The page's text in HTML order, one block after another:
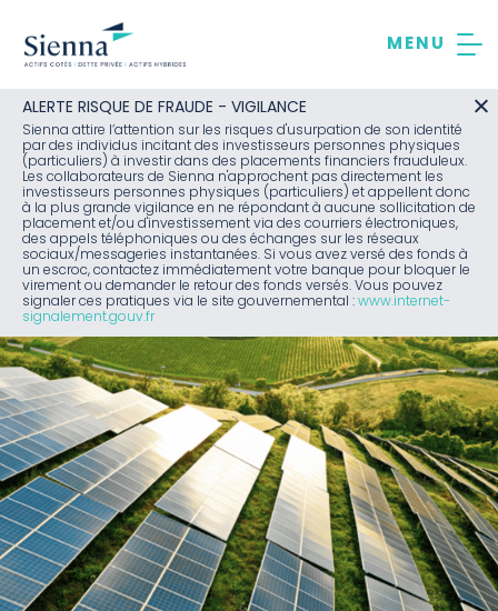
contenu
ALERTE RISQUE DE FRAUDE - VIGILANCE
Sienna attire l’attention sur les risques d'usurpation de son identité
par des individus incitant des investisseurs personnes physiques
(particuliers) à investir dans des placements financiers frauduleux.
Les collaborateurs de Sienna n'approchent pas directement les
investisseurs personnes physiques (particuliers) et appellent donc
à la plus grande vigilance en ne répondant à aucune sollicitation de
placement et/ou d'investissement via des courriers électroniques,
des appels téléphoniques ou des échanges sur les réseaux
sociaux/messageries instantanées. Si vous avez versé des fonds à
un escroc, contactez immédiatement votre banque pour bloquer le
virement ou demander le retour des fonds versés. Vous pouvez
signaler ces pratiques via le site gouvernemental : www.internet-
signalement.gouv.fr